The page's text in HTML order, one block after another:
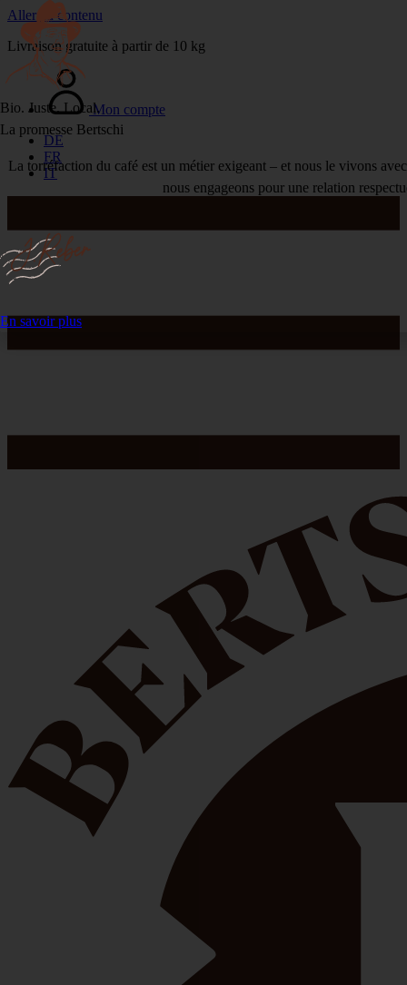
Aller au contenu
Livraison gratuite à partir de 10 kg
Mon compte
DE
FR
IT
Bio. Juste. Local.
La promesse Bertschi
La torréfaction du café est un métier exigeant – et nous le vivons
nous engageons pour une relation
En savoir plus